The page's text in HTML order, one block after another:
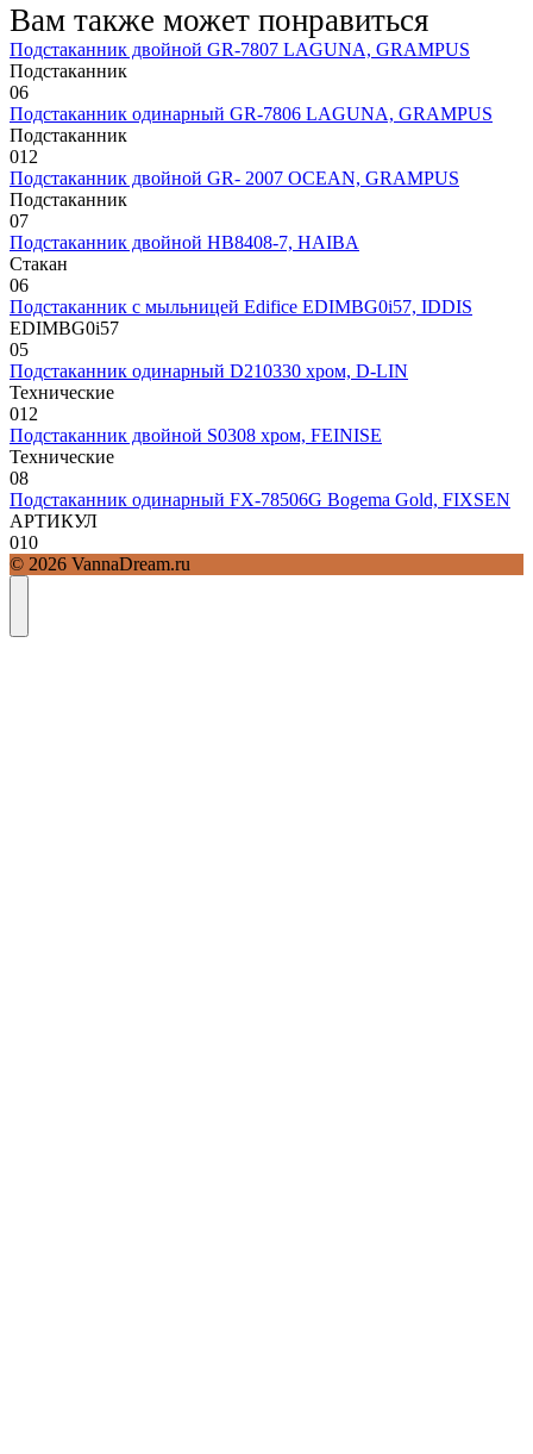
Вам также может понравиться
Подстаканник двойной GR-7807 LAGUNA, GRAMPUS
Подстаканник
06
Подстаканник одинарный GR-7806 LAGUNA, GRAMPUS
Подстаканник
012
Подстаканник двойной GR- 2007 OCEAN, GRAMPUS
Подстаканник
07
Подстаканник двойной HB8408-7, HAIBA
Стакан
06
Подстаканник с мыльницей Edifice EDIMBG0i57, IDDIS
EDIМBG0i57
05
Подстаканник одинарный D210330 хром, D-LIN
Технические
012
Подстаканник двойной S0308 хром, FEINISE
Технические
08
Подстаканник одинарный FX-78506G Bogema Gold, FIXSEN
АРТИКУЛ
010
© 2026 VannaDream.ru